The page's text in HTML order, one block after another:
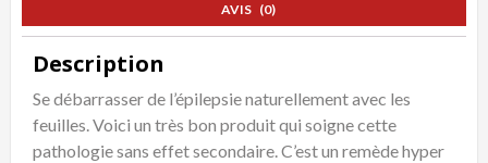
AVIS (0)
Description
Se débarrasser de l’épilepsie naturellement avec les
feuilles. Voici un très bon produit qui soigne cette
pathologie sans effet secondaire. C’est un remède hyper